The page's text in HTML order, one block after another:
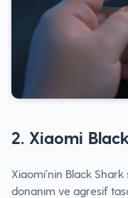
2. Xiaomi
Xiaomi’nin Black
donanım ve agresif